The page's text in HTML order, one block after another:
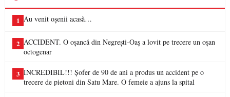
1 Au venit oșenii acasă…
2 ACCIDENT. O oșancă din Negrești-Oaș a lovit pe trecere un oșan
octogenar
3 INCREDIBIL!!! Șofer de 90 de ani a produs un accident pe o
trecere de pietoni din Satu Mare. O femeie a ajuns la spital